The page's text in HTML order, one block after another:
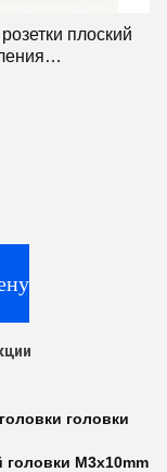
плоский
головки
M3x10mm